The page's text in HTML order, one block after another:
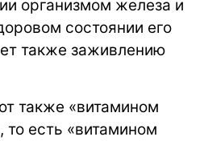
организмом железа и
состоянии его
также заживлению
также «витамином
то есть «витамином